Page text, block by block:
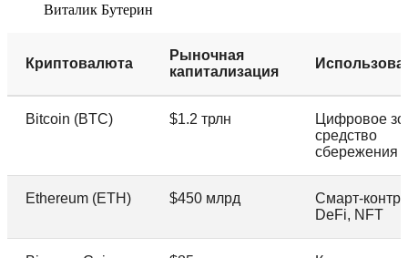
Виталик Бутерин
Криптовалюта
Рыночная
капитализация
Bitcoin (BTC) $1.2 трлн
Цифровое
средство
сбережения
Ethereum (ETH) $450 млрд
Смарт-
DeFi, NFT